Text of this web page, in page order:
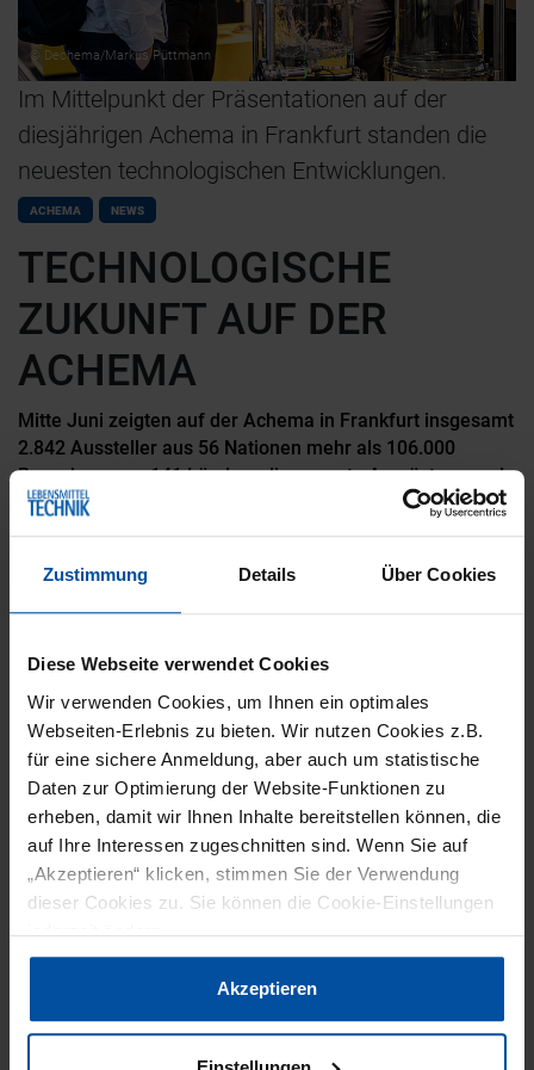
Zustimmung Details Über Cookies
Diese Webseite verwendet Cookies
Wir verwenden Cookies, um Ihnen ein optimales
Webseiten-Erlebnis zu bieten. Wir nutzen Cookies z.B.
für eine sichere Anmeldung, aber auch um statistische
Daten zur Optimierung der Website-Funktionen zu
erheben, damit wir Ihnen Inhalte bereitstellen können, die
auf Ihre Interessen zugeschnitten sind. Wenn Sie auf
„Akzeptieren“ klicken, stimmen Sie der Verwendung
dieser Cookies zu. Sie können die Cookie-Einstellungen
jederzeit ändern.
Datenschutzerklärung|Impressum
Akzeptieren
© Dechema/Markus Püttmann
Im Mittelpunkt der Präsentationen auf der
diesjährigen Achema in Frankfurt standen die
neuesten technologischen Entwicklungen.
ACHEMA NEWS
TECHNOLOGISCHE
ZUKUNFT AUF DER
ACHEMA
Mitte Juni zeigten auf der Achema in Frankfurt insgesamt
2.842 Aussteller aus 56 Nationen mehr als 106.000
Besuchern aus 141 Ländern die neueste Ausrüstung und
innovative Verfahren für die Chemie-, Pharma- und
Lebensmittelindustrie. Die Präsentationsfläche betrug
Prozent der nicht aus Deutschland stammenden
Aussteller war die diesjährige Leitmesse der globalen
Messepublikum kam jeder zweite Teilnehmer (48,9
Prozent) aus dem Ausland.
ARTIKELFAKTEN
Zudem wurde neben der Ausstellung das
hochkarätige und breite Kongressprogramm
mit über 900 Vorträgen, Diskussionsrunden und
Workshops von mehr als 30.000 Zuhörern
bestens angenommen. Hier stießen vor allem